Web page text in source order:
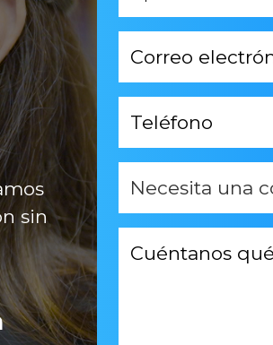
sin
electrónico
*
una
consulta
relacionada
con
qué